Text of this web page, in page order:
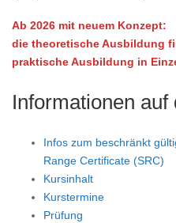
Ab 2026 mit neuem Konzept:
die theoretische Ausbildung
praktische Ausbildung in
Informationen auf
Infos zum beschränkt
Range Certificate (SRC)
Kursinhalt
Kurstermine
Prüfung